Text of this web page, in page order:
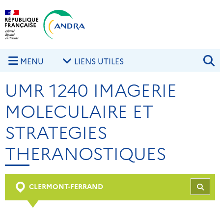
Aller au contenu principal
MENU LIENS UTILES
UMR 1240 IMAGERIE
MOLECULAIRE ET
STRATEGIES
THERANOSTIQUES
CLERMONT-FERRAND